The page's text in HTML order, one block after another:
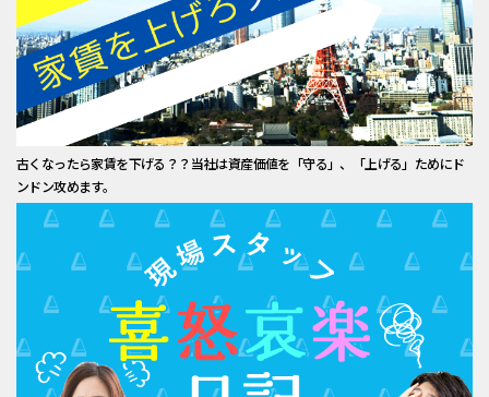
古くなったら家賃を下げる？？当社は資産価値を「守る」、「上げる」ためにド
ンドン攻めます。